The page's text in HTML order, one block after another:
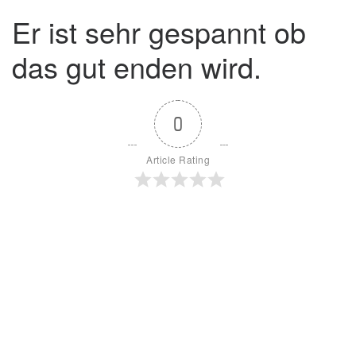
Er ist sehr gespannt ob
das gut enden wird.
0
Article Rating